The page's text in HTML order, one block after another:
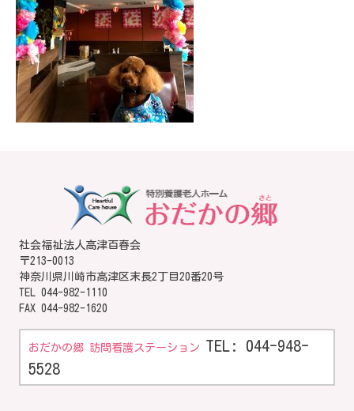
社会福祉法人高津百春会
〒213-0013
神奈川県川崎市高津区末長2丁目20番20号
TEL 044-982-1110
FAX 044-982-1620
おだかの郷 訪問看護ステーション TEL: 044-948-
5528